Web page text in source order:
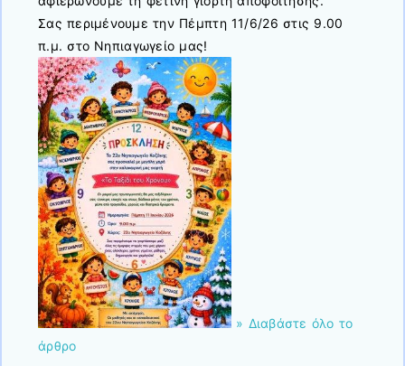
Σας περιμένουμε την Πέμπτη 11/6/26 στις 9.00
π.μ. στο Νηπιαγωγείο μας!
» Διαβάστε όλο το
άρθρο